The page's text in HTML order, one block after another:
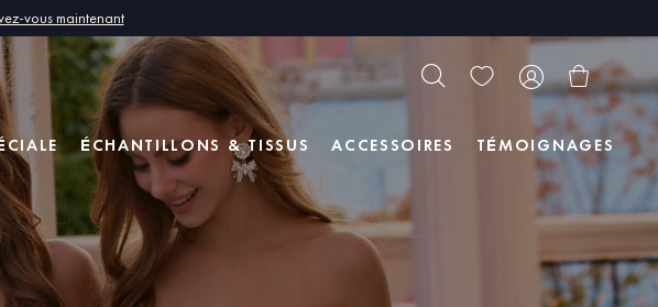
vous maintenant
ÉCHANTILLONS & TISSUS ACCESSOIRES TÉMOIGNAGES